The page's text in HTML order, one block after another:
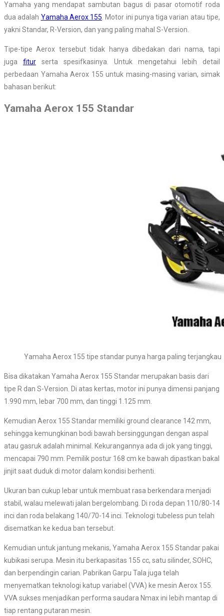
Yamaha yang mendapat sambutan bagus di pasar otomotif roda
dua adalah Yamaha Aerox 155. Motor ini punya tiga varian atau tipe,
yakni Standar, R-Version, dan yang paling mahal S-Version.
Tipe-tipe Aerox tersebut tidak hanya dibedakan dari nama, tapi
juga fitur serta spesifkasinya. Untuk mengetahui lebih detail
perbedaan Yamaha Aerox 155 untuk masing-masing varian, simak
bahasan berikut:
Yamaha Aerox 155 Standar
Yamaha Aerox 155 tipe standar punya harga paling terjangkau
Bisa dikatakan Yamaha Aerox 155 Standar merupakan basis dari
tipe R dan S-Version. Di atas kertas, motor ini punya dimensi panjang
1.990 mm, lebar 700 mm, dan tinggi 1.125 mm.
Kemudian Aerox 155 Standar memiliki ground clearance 142 mm,
sehingga kemungkinan bodi bawah bersinggungan dengan aspal
atau gasruk adalah minimal. Kekurangannya ada di jok yang tinggi,
mencapai 790 mm. Pemilik postur 168 cm ke bawah dipastkan bakal
jinjit saat duduk di motor dalam kondisi berhenti.
Ukuran ban cukup lebar untuk membuat rasa berkendara menjadi
stabil, walau melewati jalan bergelombang. Di roda depan 110/80-14
inci dan roda belakang 140/70-14 inci. Teknologi tubeless pun telah
disematkan ke kedua ban tersebut.
Kemudian untuk jantung mekanis, Yamaha Aerox 155 Standar pakai
kubikasi serupa. Mesin itu berkapasitas 155 cc, satu silinder, SOHC,
dan berpendingin carian. Pabrikan Garpu Tala juga telah
menyematkan teknologi katup variabel (VVA) ke mesin Aerox 155.
VVA sukses menjadikan performa saudara Nmax ini lebih mantap di
tiap rentang putaran mesin.